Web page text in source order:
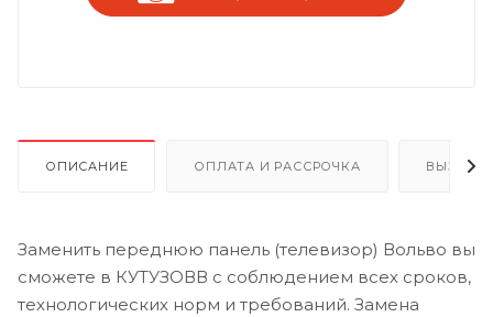
ОПИСАНИЕ ОПЛАТА И РАССРОЧКА ВЫЗОВ
Заменить переднюю панель (телевизор) Вольво вы
сможете в КУТУЗОВВ с соблюдением всех сроков,
технологических норм и требований. Замена